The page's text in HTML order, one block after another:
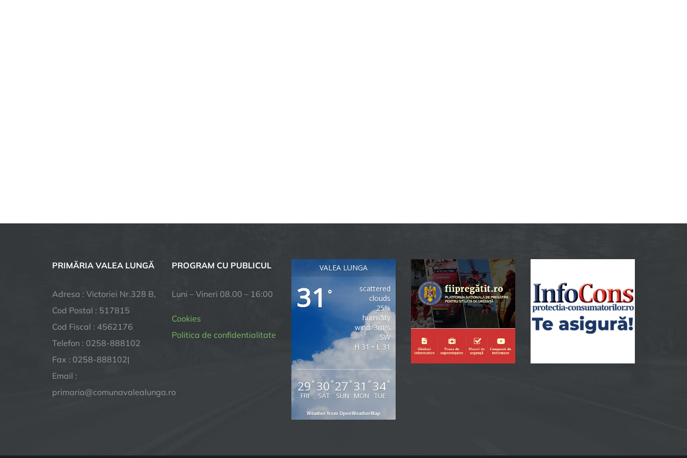
PRIMĂRIA VALEA LUNGĂ
Adresa : Victoriei Nr.328 B,
Cod Postal : 517815
Cod Fiscal : 4562176
Telefon : 0258-888102
Fax : 0258-888102|
Email :
primaria@comunavalealunga.ro
PROGRAM CU PUBLICUL
Luni – Vineri 08.00 – 16:00
Cookies
Politica de confidentialitate
VALEA LUNGA
31°
scattered
clouds
25%
humidity
wind: 3m/s
SW
H 31 • L 31
29°
FRI
30 °
SAT
27 °
SUN
31 °
MON
34°
TUE
Weather from OpenWeatherMap